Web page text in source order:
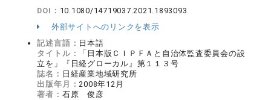
DOI： 10.1080/14719037.2021.1893093
外部サイトへのリンクを表示
記述言語： 日本語
タイトル：
「日本版ＣＩＰＦＡと自治体監査委員会の設
立を」『日経グローカル』第１１３号
誌名： 日経産業地域研究所
出版年月：2008年12月
著者： 石原 俊彦